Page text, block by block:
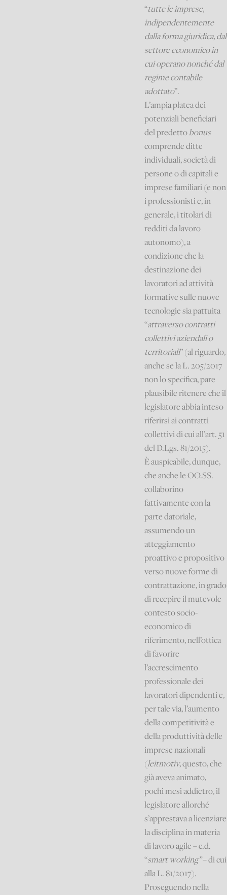
“tutte le imprese,
indipendentemente
dalla forma giuridica, dal
settore economico in
cui operano nonché dal
regime contabile
adottato”.
L’ampia platea dei
potenziali beneficiari
del predettobonus
comprende ditte
individuali, società di
persone o di capitali e
imprese familiari (e non
i professionisti e, in
generale, i titolari di
redditi da lavoro
autonomo), a
condizione che la
destinazione dei
lavoratori ad attività
formative sulle nuove
tecnologie sia pattuita
“attraverso contratti
collettivi aziendali o
territoriali” (al riguardo,
anche se la L. 205/2017
non lo specifica, pare
plausibile ritenere che il
legislatore abbia inteso
riferirsi ai contratti
collettivi di cui all’art. 51
del D.Lgs. 81/2015).
È auspicabile, dunque,
che anche le OO.SS.
collaborino
fattivamente con la
parte datoriale,
assumendo un
atteggiamento
proattivo e propositivo
verso nuove forme di
contrattazione, in grado
di recepire il mutevole
contesto socio-
economico di
riferimento, nell’ottica
di favorire
l’accrescimento
professionale dei
lavoratori dipendenti e,
per tale via, l’aumento
della competitività e
della produttività delle
imprese nazionali
(leitmotiv, questo, che
già aveva animato,
pochi mesi addietro, il
legislatore allorché
s’apprestava a licenziare
la disciplina in materia
di lavoro agile – c.d.
“smart working”– di cui
alla L. 81/2017).
Proseguendo nella